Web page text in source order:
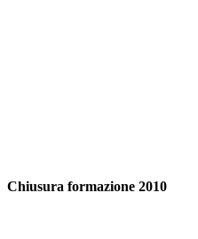
Chiusura formazione 2010